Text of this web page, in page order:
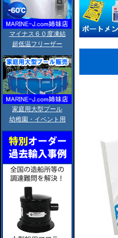
マイナス６０度凍結
超低温フリーザー
家庭用大型プール
幼稚園・イベント用